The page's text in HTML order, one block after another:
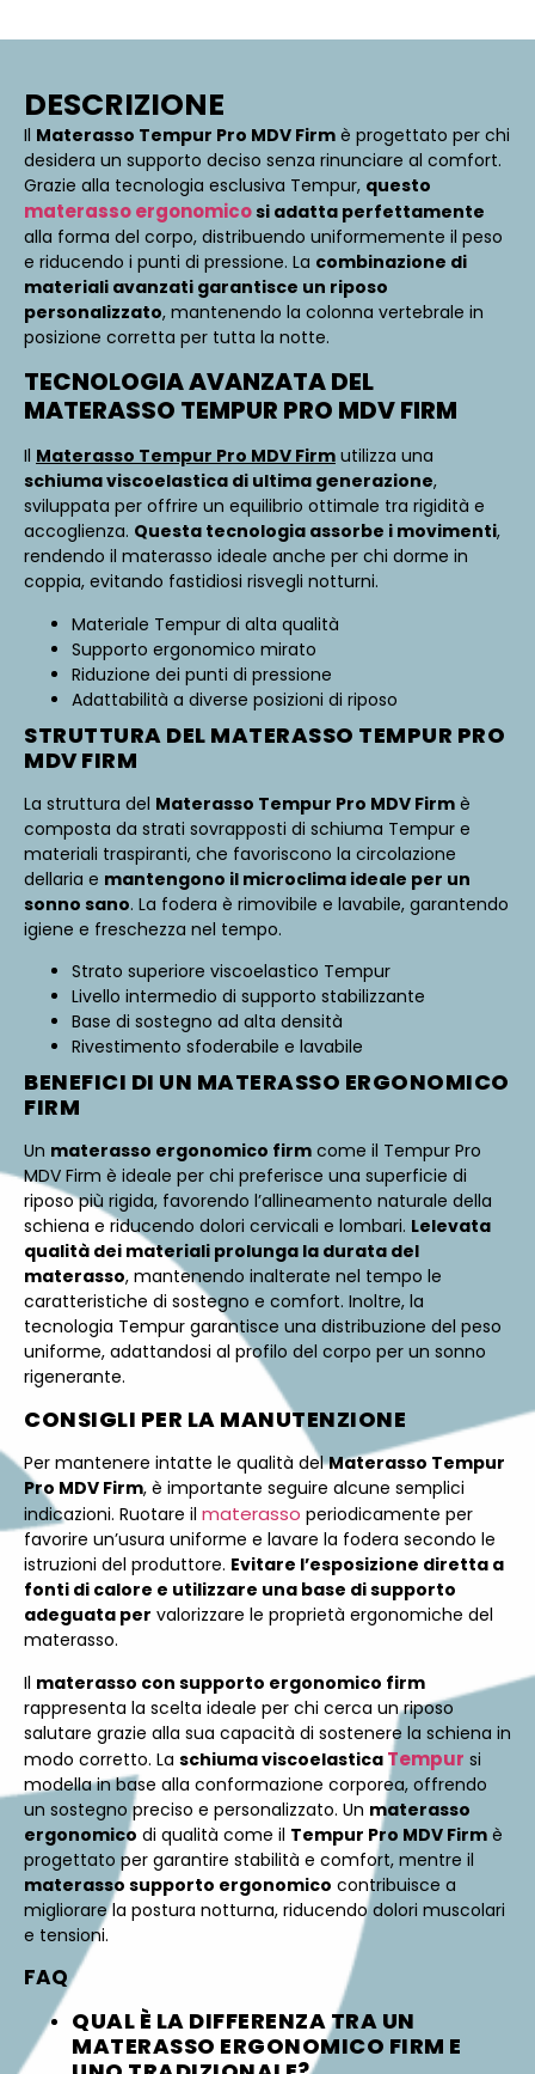
DESCRIZIONE
Il Materasso Tempur Pro MDV Firm è progettato per chi
desidera un supporto deciso senza rinunciare al comfort.
Grazie alla tecnologia esclusiva Tempur, questo
materasso ergonomicosi adatta perfettamente
alla forma del corpo, distribuendo uniformemente il peso
e riducendo i punti di pressione. La combinazione di
materiali avanzati garantisce un riposo
personalizzato, mantenendo la colonna vertebrale in
posizione corretta per tutta la notte.
TECNOLOGIA AVANZATA DEL
MATERASSO TEMPUR PRO MDV FIRM
Il Materasso Tempur Pro MDV Firm utilizza una
schiuma viscoelastica di ultima generazione,
sviluppata per offrire un equilibrio ottimale tra rigidità e
accoglienza. Questa tecnologia assorbe i movimenti,
rendendo il materasso ideale anche per chi dorme in
coppia, evitando fastidiosi risvegli notturni.
Materiale Tempur di alta qualità
Supporto ergonomico mirato
Riduzione dei punti di pressione
Adattabilità a diverse posizioni di riposo
STRUTTURA DEL MATERASSO TEMPUR PRO
MDV FIRM
La struttura del Materasso Tempur Pro MDV Firm è
composta da strati sovrapposti di schiuma Tempur e
materiali traspiranti, che favoriscono la circolazione
dellaria e mantengono il microclima ideale per un
sonno sano. La fodera è rimovibile e lavabile, garantendo
igiene e freschezza nel tempo.
Strato superiore viscoelastico Tempur
Livello intermedio di supporto stabilizzante
Base di sostegno ad alta densità
Rivestimento sfoderabile e lavabile
BENEFICI DI UN MATERASSO ERGONOMICO
FIRM
Un materasso ergonomico firm come il Tempur Pro
MDV Firm è ideale per chi preferisce una superficie di
riposo più rigida, favorendo l’allineamento naturale della
schiena e riducendo dolori cervicali e lombari. Lelevata
qualità dei materiali prolunga la durata del
materasso, mantenendo inalterate nel tempo le
caratteristiche di sostegno e comfort. Inoltre, la
tecnologia Tempur garantisce una distribuzione del peso
uniforme, adattandosi al profilo del corpo per un sonno
rigenerante.
CONSIGLI PER LA MANUTENZIONE
Per mantenere intatte le qualità delMaterasso Tempur
Pro MDV Firm, è importante seguire alcune semplici
indicazioni. Ruotare il materasso periodicamente per
favorire un’usura uniforme e lavare la fodera secondo le
istruzioni del produttore. Evitare l’esposizione diretta a
fonti di calore e utilizzare una base di supporto
adeguata per valorizzare le proprietà ergonomiche del
materasso.
Il materasso con supporto ergonomico firm
rappresenta la scelta ideale per chi cerca un riposo
salutare grazie alla sua capacità di sostenere la schiena in
modo corretto. La schiuma viscoelastica Tempur si
modella in base alla conformazione corporea, offrendo
un sostegno preciso e personalizzato. Un materasso
ergonomico di qualità come il Tempur Pro MDV Firm è
progettato per garantire stabilità e comfort, mentre il
materasso supporto ergonomico contribuisce a
migliorare la postura notturna, riducendo dolori muscolari
e tensioni.
FAQ
QUAL È LA DIFFERENZA TRA UN
MATERASSO ERGONOMICO FIRM E